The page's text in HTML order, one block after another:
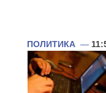
ПОЛИТИКА —